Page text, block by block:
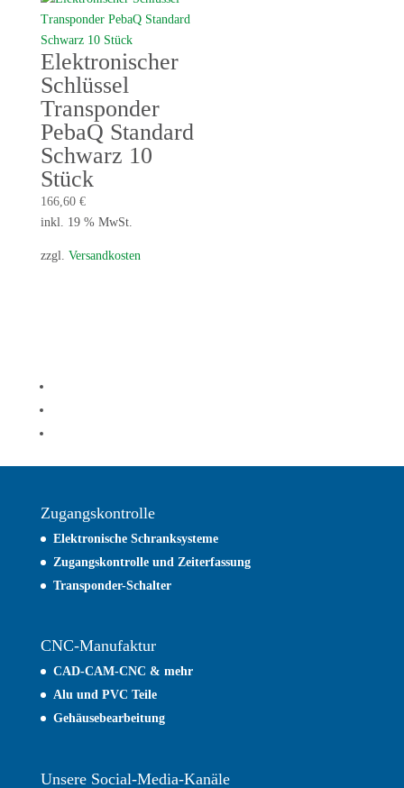
Elektronischer
Schlüssel
Transponder
PebaQ Standard
Schwarz 10
Stück
166,60 €
inkl. 19 % MwSt.
zzgl. Versandkosten
Zugangskontrolle
Elektronische Schranksysteme
Zugangskontrolle und Zeiterfassung
Transponder-Schalter
CNC-Manufaktur
CAD-CAM-CNC & mehr
Alu und PVC Teile
Gehäusebearbeitung
Unsere Social-Media-Kanäle